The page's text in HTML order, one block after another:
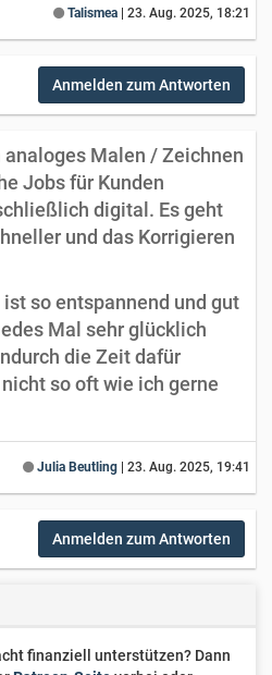
Talismea 23. Aug. 2025, 18:21
Anmelden zum Antworten
Malen / Zeichnen
Jobs für Kunden
digital. Es geht
und das Korrigieren
so entspannend und gut
Mal sehr glücklich
die Zeit dafür
so oft wie ich gerne
Julia Beutling 23. Aug. 2025, 19:41
Anmelden zum Antworten
finanziell unterstützen? Dann